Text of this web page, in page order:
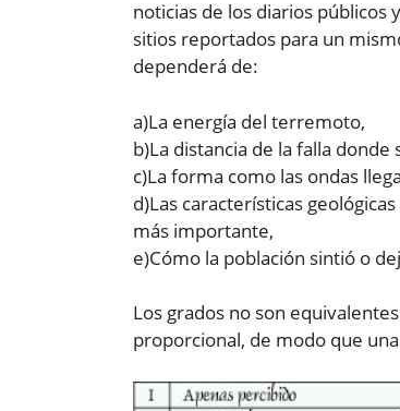
noticias de los diarios
sitios reportados para un
dependerá de:
a)La energía del terremoto,
b)La distancia de la falla
c)La forma como las ondas
d)Las características
más importante,
e)Cómo la población sintió o
Los grados no son
proporcional, de modo que